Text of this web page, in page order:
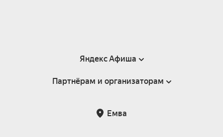
Яндекс Афиша
Справка
Подарочные сертификаты
Партнёрам и организаторам
Емва